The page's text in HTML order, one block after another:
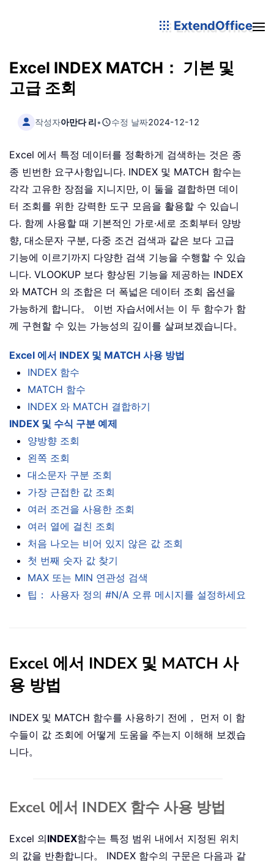
ExtendOffice
Excel INDEX MATCH： 기본 및
고급 조회
작성자아만다 리• 수정 날짜2024-12-12
Excel 에서 특정 데이터를 정확하게 검색하는 것은 종
종 빈번한 요구사항입니다. INDEX 및 MATCH 함수는
각각 고유한 장점을 지니지만, 이 둘을 결합하면 데이
터 조회를 위한 강력한 도구 모음을 활용할 수 있습니
다. 함께 사용할 때 기본적인 가로·세로 조회부터 양방
향, 대소문자 구분, 다중 조건 검색과 같은 보다 고급
기능에 이르기까지 다양한 검색 기능을 수행할 수 있습
니다. VLOOKUP 보다 향상된 기능을 제공하는 INDEX
와 MATCH 의 조합은 더 폭넓은 데이터 조회 옵션을
가능하게 합니다。 이번 자습서에서는 이 두 함수가 함
께 구현할 수 있는 가능성의 깊이를 살펴보겠습니다。
Excel 에서 INDEX 및 MATCH 사용 방법
INDEX 함수
MATCH 함수
INDEX 와 MATCH 결합하기
INDEX 및 수식 구분 예제
양방향 조회
왼쪽 조회
대소문자 구분 조회
가장 근접한 값 조회
여러 조건을 사용한 조회
여러 열에 걸친 조회
처음 나오는 비어 있지 않은 값 조회
첫 번째 숫자 값 찾기
MAX 또는 MIN 연관성 검색
팁： 사용자 정의 #N/A 오류 메시지를 설정하세요
Excel 에서 INDEX 및 MATCH 사
용 방법
INDEX 및 MATCH 함수를 사용하기 전에， 먼저 이 함
수들이 값 조회에 어떻게 도움을 주는지 이해해 보겠습
니다。
Excel 에서 INDEX 함수 사용 방법
Excel 의INDEX함수는 특정 범위 내에서 지정된 위치
의 값을 반환합니다。 INDEX 함수의 구문은 다음과 같